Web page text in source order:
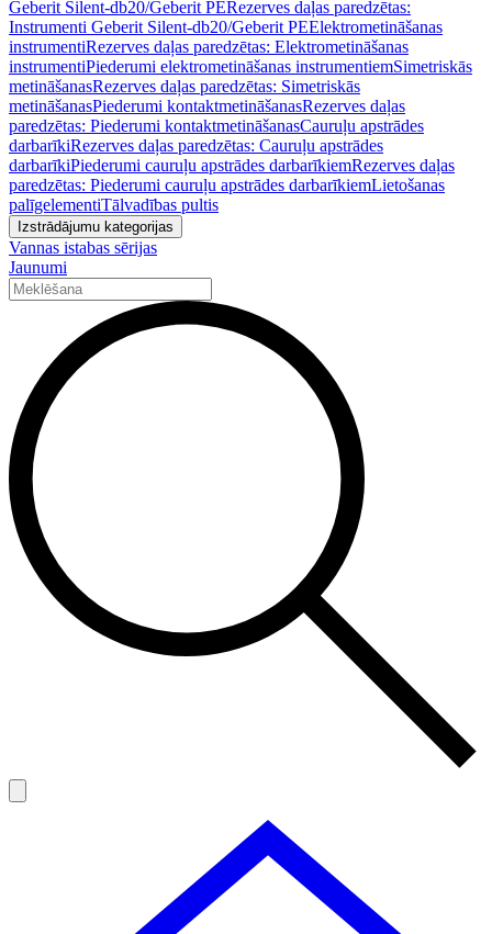
Geberit Silent-db20/Geberit PERezerves daļas paredzētas:
Instrumenti Geberit Silent-db20/Geberit PEElektrometināšanas
instrumentiRezerves daļas paredzētas: Elektrometināšanas
instrumentiPiederumi elektrometināšanas instrumentiemSimetriskās
metināšanasRezerves daļas paredzētas: Simetriskās
metināšanasPiederumi kontaktmetināšanasRezerves daļas
paredzētas: Piederumi kontaktmetināšanasCauruļu apstrādes
darbarīkiRezerves daļas paredzētas: Cauruļu apstrādes
darbarīkiPiederumi cauruļu apstrādes darbarīkiemRezerves daļas
paredzētas: Piederumi cauruļu apstrādes darbarīkiemLietošanas
palīgelementiTālvadības pultis
Izstrādājumu kategorijas
Vannas istabas sērijas
Jaunumi